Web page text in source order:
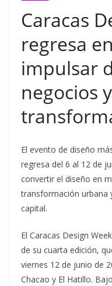
Caracas
regresa
impulsar
negocios y
El evento de diseño
regresa del 6 al 12 de
convertir el diseño en
transformación urbana
capital.
El Caracas Design
de su cuarta edición,
viernes 12 de junio de
Chacao y El Hatillo.